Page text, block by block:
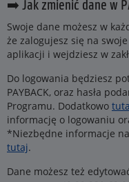
➡️ Jak zmienić dane w
Swoje dane możesz w
że zalogujesz się na
aplikacji i wejdziesz w
Do logowania będziesz
PAYBACK, oraz hasła
Programu. Dodatkowo
informację o logowaniu
*Niezbędne informacje na
tutaj.
Dane możesz też